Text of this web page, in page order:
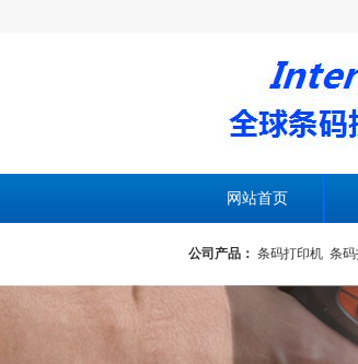
网站首页
公司产品： 条码打印机 条